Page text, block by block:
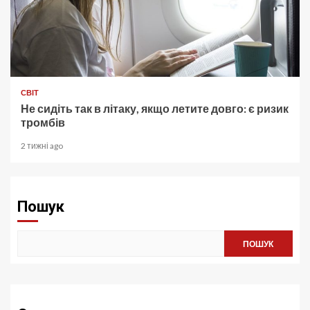
СВІТ
Не сидіть так в літаку, якщо летите довго: є ризик
тромбів
2 тижні ago
Пошук
ПОШУК